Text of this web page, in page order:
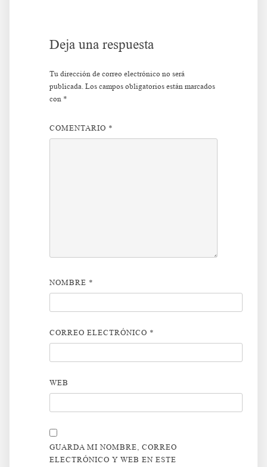
Deja una respuesta
Tu dirección de correo electrónico no será
publicada. Los campos obligatorios están marcados
con *
COMENTARIO *
NOMBRE *
CORREO ELECTRÓNICO *
WEB
GUARDA MI NOMBRE, CORREO
ELECTRÓNICO Y WEB EN ESTE